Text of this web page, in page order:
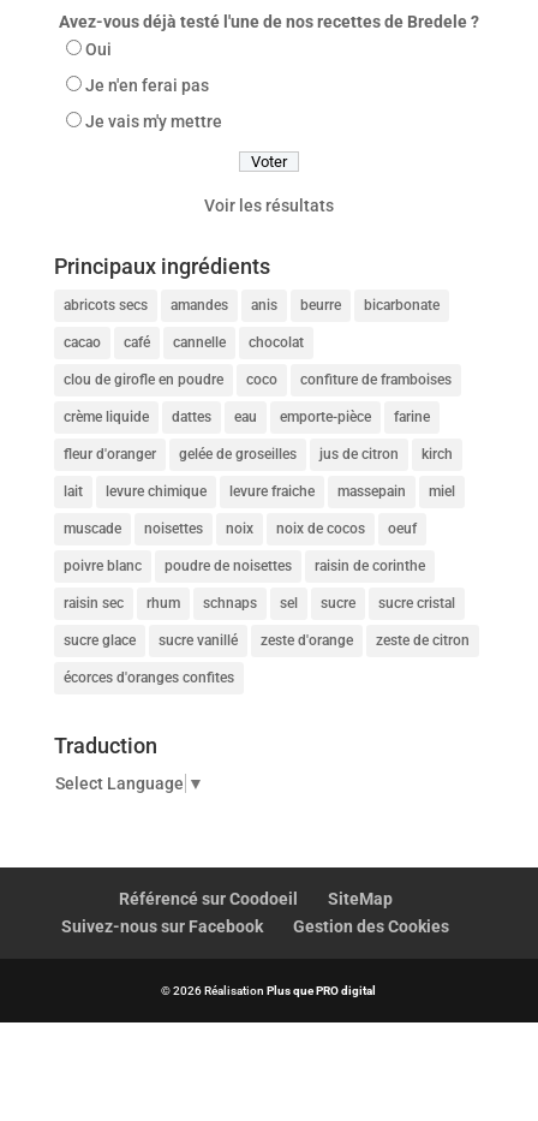
Avez-vous déjà testé l'une de nos recettes de Bredele ?
Oui
Je n'en ferai pas
Je vais m'y mettre
Voir les résultats
Principaux ingrédients
abricots secs amandes anis beurre bicarbonate
cacao café cannelle chocolat
clou de girofle en poudre coco confiture de framboises
crème liquide dattes eau emporte-pièce farine
fleur d'oranger gelée de groseilles jus de citron kirch
lait levure chimique levure fraiche massepain miel
muscade noisettes noix noix de cocos oeuf
poivre blanc poudre de noisettes raisin de corinthe
raisin sec rhum schnaps sel sucre sucre cristal
sucre glace sucre vanillé zeste d'orange zeste de citron
écorces d'oranges confites
Traduction
Select Language ▼
Référencé sur Coodoeil
SiteMap
Suivez-nous sur Facebook
Gestion des Cookies
© 2026 RéalisationPlus que PRO digital